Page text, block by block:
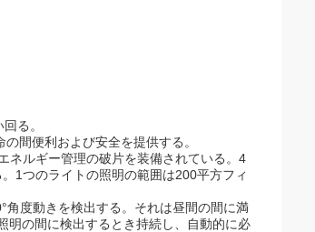
る。
間便利および安全を提供する。
ネルギー管理の破片を装備されている。4
1つのライトの照明の範囲は200平方フィ
度動きを検出する。それは昼間の間に満
明の間に検出するとき持続し、自動的に必